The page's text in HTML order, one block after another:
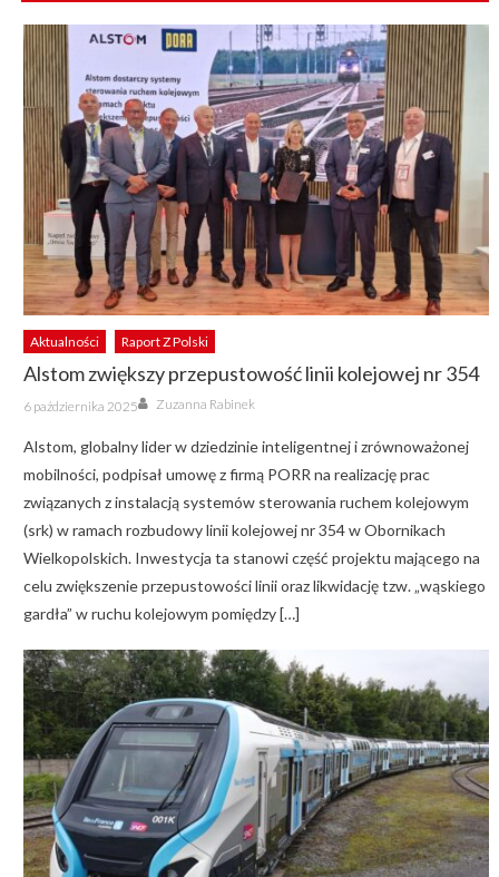
Aktualności Raport Z Polski
Alstom zwiększy przepustowość linii kolejowej nr 354
Posted
on
6 października 2025 Author
Zuzanna Rabinek
Alstom, globalny lider w dziedzinie inteligentnej i zrównoważonej
mobilności, podpisał umowę z firmą PORR na realizację prac
związanych z instalacją systemów sterowania ruchem kolejowym
(srk) w ramach rozbudowy linii kolejowej nr 354 w Obornikach
Wielkopolskich. Inwestycja ta stanowi część projektu mającego na
celu zwiększenie przepustowości linii oraz likwidację tzw. „wąskiego
gardła” w ruchu kolejowym pomiędzy […]